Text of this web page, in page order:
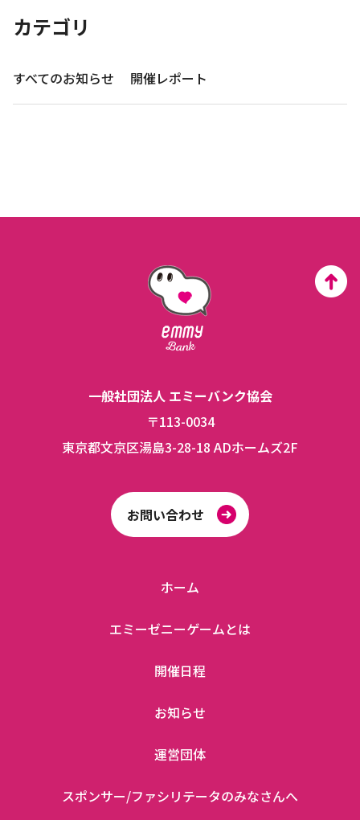
カテゴリ
すべてのお知らせ 開催レポート
一般社団法人 エミーバンク協会
〒113-0034
東京都文京区湯島3-28-18 ADホームズ2F
お問い合わせ
ホーム
エミーゼニーゲームとは
開催日程
お知らせ
運営団体
スポンサー/ファシリテータのみなさんへ